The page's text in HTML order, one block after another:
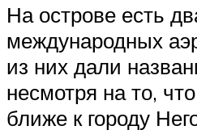
На острове есть
международных
из них дали
несмотря на то,
ближе к городу